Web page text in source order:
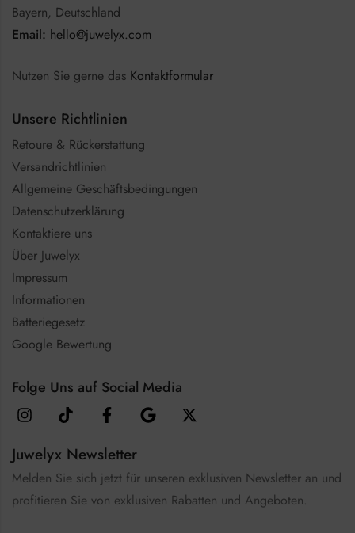
Bayern, Deutschland
Email: hello@juwelyx.com
Nutzen Sie gerne das Kontaktformular
Unsere Richtlinien
Retoure & Rückerstattung
Versandrichtlinien
Allgemeine Geschäftsbedingungen
Datenschutzerklärung
Kontaktiere uns
Über Juwelyx
Impressum
Informationen
Batteriegesetz
Google Bewertung
Folge Uns auf Social Media
Juwelyx Newsletter
Melden Sie sich jetzt für unseren exklusiven Newsletter an und
profitieren Sie von exklusiven Rabatten und Angeboten.